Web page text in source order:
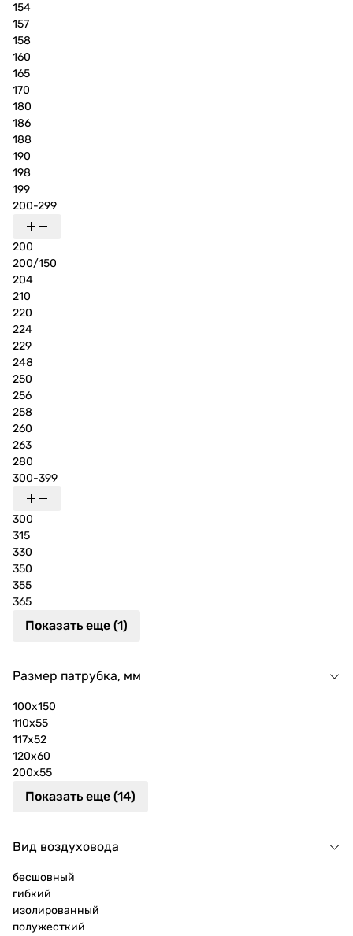
154
157
158
160
165
170
180
186
188
190
198
199
200-299
200
200/150
204
210
220
224
229
248
250
256
258
260
263
280
300-399
300
315
330
350
355
365
Показать еще (1)
Размер патрубка, мм
100х150
110x55
117x52
120x60
200х55
Показать еще (14)
Вид воздуховода
бесшовный
гибкий
изолированный
полужесткий